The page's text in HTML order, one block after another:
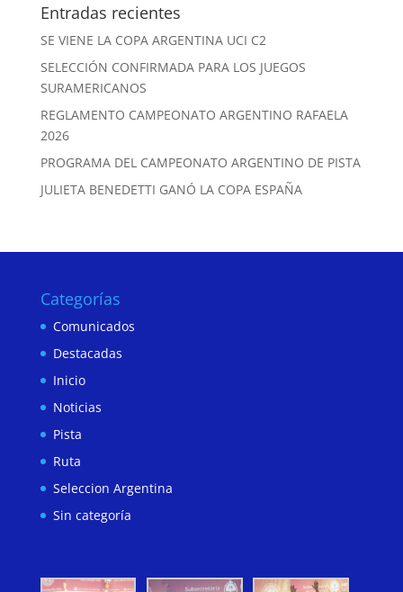
Entradas recientes
SE VIENE LA COPA ARGENTINA UCI C2
SELECCIÓN CONFIRMADA PARA LOS JUEGOS
SURAMERICANOS
REGLAMENTO CAMPEONATO ARGENTINO RAFAELA
2026
PROGRAMA DEL CAMPEONATO ARGENTINO DE PISTA
JULIETA BENEDETTI GANÓ LA COPA ESPAÑA
Categorías
Comunicados
Destacadas
Inicio
Noticias
Pista
Ruta
Seleccion Argentina
Sin categoría